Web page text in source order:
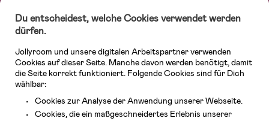
Autositze, Kinder- und Babymode, Produkte für Mütter und eine Menge
fantastischer Einrichtungsgegenstände, Spielsachen, Babyprodukte und
vieles mehr. Wir haben Produkte von bekannten Herstellern wie Britax, Maxi-
Avent, Jack Wolfskin, Cybex, LEGO und vielen mehr. Schau Dich um in
unserem vielfältigen Onlineshop für Kinder & Babys. Willkommen!
Du entscheidest, welche Cookies verwendet werden
dürfen.
Jollyroom und unsere digitalen Arbeitspartner verwenden
Cookies auf dieser Seite. Manche davon werden benötigt, damit
die Seite korrekt funktioniert. Folgende Cookies sind für Dich
wählbar:
Cookies zur Analyse der Anwendung unserer Webseite.
Cookies, die ein maßgeschneidertes Erlebnis unserer